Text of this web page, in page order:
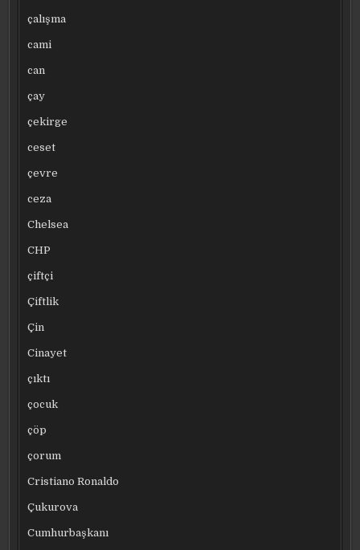
çalışma
cami
can
çay
çekirge
ceset
çevre
ceza
Chelsea
CHP
çiftçi
Çiftlik
Çin
Cinayet
çıktı
çocuk
çöp
çorum
Cristiano Ronaldo
Çukurova
Cumhurbaşkanı